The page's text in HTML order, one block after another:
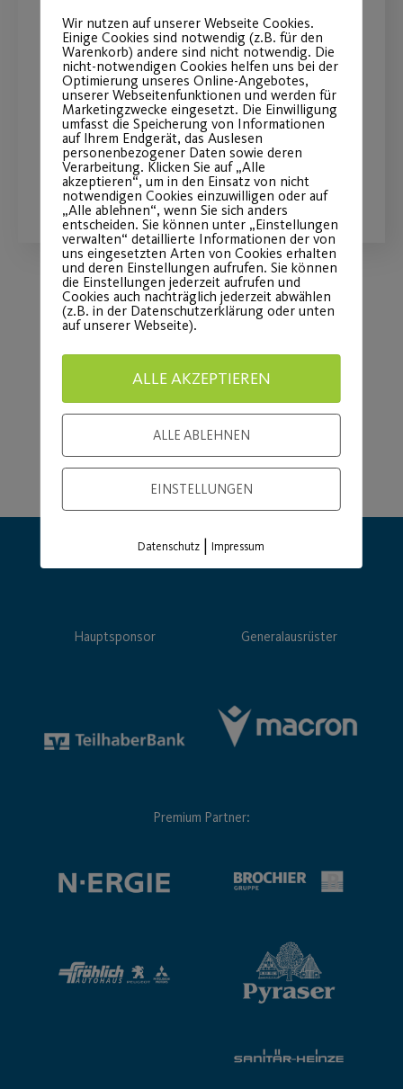
bewegen“ der Stadt
Nürnberg ab!
Vier Projekte des Post SV
ausgezeichnet.
WEITERLESEN
Load More
Hauptsponsor Generalausrüster
Premium Partner:
Wir nutzen auf unserer Webseite Cookies.
Einige Cookies sind notwendig (z.B. für den
Warenkorb) andere sind nicht notwendig. Die
nicht-notwendigen Cookies helfen uns bei der
Optimierung unseres Online-Angebotes,
unserer Webseitenfunktionen und werden für
Marketingzwecke eingesetzt. Die Einwilligung
umfasst die Speicherung von Informationen
auf Ihrem Endgerät, das Auslesen
personenbezogener Daten sowie deren
Verarbeitung. Klicken Sie auf „Alle
akzeptieren“, um in den Einsatz von nicht
notwendigen Cookies einzuwilligen oder auf
„Alle ablehnen“, wenn Sie sich anders
entscheiden. Sie können unter „Einstellungen
verwalten“ detaillierte Informationen der von
uns eingesetzten Arten von Cookies erhalten
und deren Einstellungen aufrufen. Sie können
die Einstellungen jederzeit aufrufen und
Cookies auch nachträglich jederzeit abwählen
(z.B. in der Datenschutzerklärung oder unten
auf unserer Webseite).
ALLE AKZEPTIEREN
ALLE ABLEHNEN
EINSTELLUNGEN
Datenschutz |Impressum